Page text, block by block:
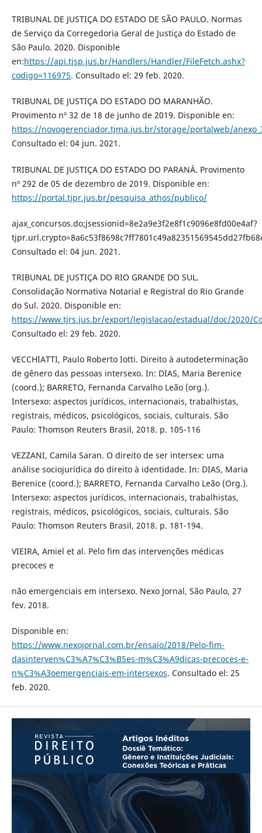
TRIBUNAL DE JUSTIÇA DO ESTADO DE SÃO PAULO. Normas
de Serviço da Corregedoria Geral de Justiça do Estado de
São Paulo. 2020. Disponible
en:https://api.tjsp.jus.br/Handlers/Handler/FileFetch.ashx?
codigo=116975. Consultado el: 29 feb. 2020.
TRIBUNAL DE JUSTIÇA DO ESTADO DO MARANHÃO.
Provimento nº 32 de 18 de junho de 2019. Disponible en:
https://novogerenciador.tjma.jus.br/storage/portalweb/
Consultado el: 04 jun. 2021.
TRIBUNAL DE JUSTIÇA DO ESTADO DO PARANÁ. Provimento
nº 292 de 05 de dezembro de 2019. Disponible en:
https://portal.tjpr.jus.br/pesquisa_athos/publico/
ajax_concursos.do;jsessionid=8e2a9e3f2e8f1c9096e8fd00e4af?
Consultado el: 04 jun. 2021.
TRIBUNAL DE JUSTIÇA DO RIO GRANDE DO SUL.
Consolidação Normativa Notarial e Registral do Rio Grande
do Sul. 2020. Disponible en:
https://www.tjrs.jus.br/export/legislacao/estadual/doc/2020/
Consultado el: 29 feb. 2020.
VECCHIATTI, Paulo Roberto Iotti. Direito à autodeterminação
de gênero das pessoas intersexo. In: DIAS, Maria Berenice
(coord.); BARRETO, Fernanda Carvalho Leão (org.).
Intersexo: aspectos jurídicos, internacionais, trabalhistas,
registrais, médicos, psicológicos, sociais, culturais. São
Paulo: Thomson Reuters Brasil, 2018. p. 105-116
VEZZANI, Camila Saran. O direito de ser intersex: uma
análise sociojurídica do direito à identidade. In: DIAS, Maria
Berenice (coord.); BARRETO, Fernanda Carvalho Leão (Org.).
Intersexo: aspectos jurídicos, internacionais, trabalhistas,
registrais, médicos, psicológicos, sociais, culturais. São
Paulo: Thomson Reuters Brasil, 2018. p. 181-194.
VIEIRA, Amiel et al. Pelo fim das intervenções médicas
precoces e
não emergenciais em intersexo. Nexo Jornal, São Paulo, 27
fev. 2018.
Disponible en:
https://www.nexojornal.com.br/ensaio/2018/Pelo-fim-
dasinterven%C3%A7%C3%B5es-m%C3%A9dicas-precoces-e-
n%C3%A3oemergenciais-em-intersexos. Consultado el: 25
feb. 2020.